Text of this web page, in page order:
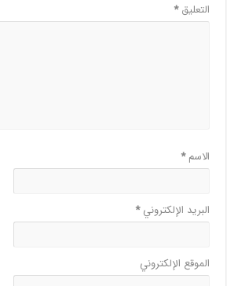
التعليق*
الاسم*
البريد الإلكتروني*
الموقع الإلكتروني